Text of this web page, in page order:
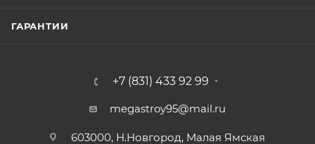
ГАРАНТИИ
+7 (831) 433 92 99
megastroy95@mail.ru
603000, Н.Новгород, Малая Ямская